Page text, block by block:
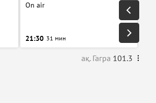
On air
21:30 31 мин
ақ. Гагра 101.3